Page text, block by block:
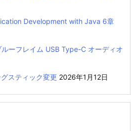
Development with Java 6章
ーフレイム USB Type-C オーディオ
スティック変更 2026年1月12日